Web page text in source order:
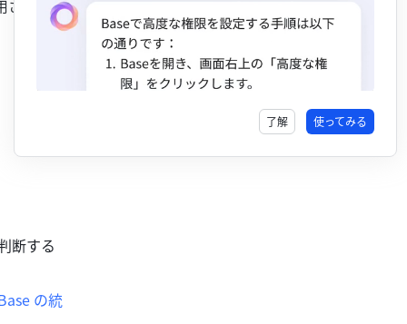
了解 使ってみる
されま
断する
の統
3. 使用例 ​
4. よくある質問​